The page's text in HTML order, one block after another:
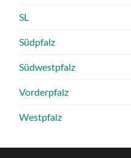
SL
Südpfalz
Südwestpfalz
Vorderpfalz
Westpfalz